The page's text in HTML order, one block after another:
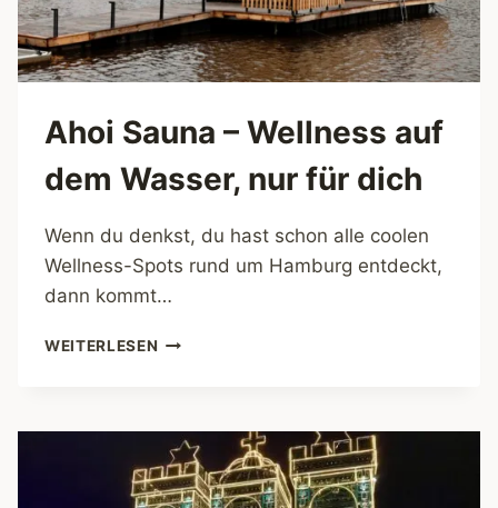
Ahoi Sauna – Wellness auf
dem Wasser, nur für dich
Wenn du denkst, du hast schon alle coolen
Wellness-Spots rund um Hamburg entdeckt,
dann kommt…
WEITERLESEN AHOI
AUF
DEM
WASSER,
NUR